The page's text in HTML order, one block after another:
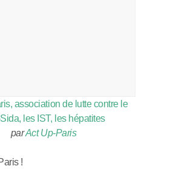
association de lutte contre le
les IST, les hépatites
parAct Up-Paris
!